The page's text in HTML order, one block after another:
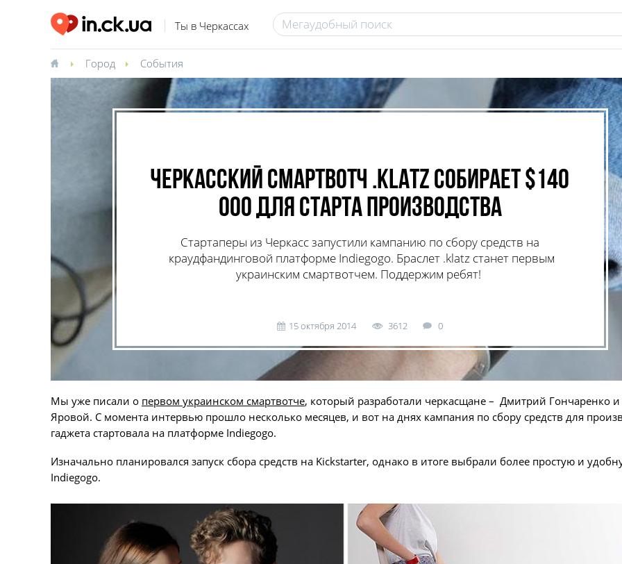
Ты в Черкассах
Город События
Черкасский смартвотч .klatz собирает $140
000 для старта производства
Стартаперы из Черкасс запустили кампанию по сбору средств на
краудфандинговой платформе Indiegogo. Браслет .klatz станет первым
украинским смартвотчем. Поддержим ребят!
15 октября 2014 3612 0
Мы уже писали о первом украинском смартвотче, который разработали черкасщане – Дмитрий Гончаренко
Яровой. С момента интервью прошло несколько месяцев, и вот на днях кампания по сбору средств для
гаджета стартовала на платформе Indiegogo.
Изначально планировался запуск сбора средств на Kickstarter, однако в итоге выбрали более простую и
Indiegogo.